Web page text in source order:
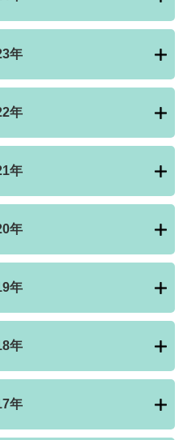
年
年
年
年
年
年
年